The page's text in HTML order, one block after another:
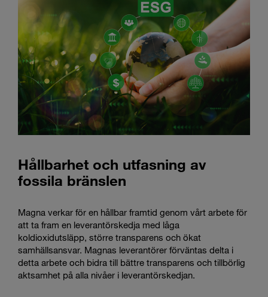
Hållbarhet och utfasning av
fossila bränslen
Magna verkar för en hållbar framtid genom vårt arbete för
att ta fram en leverantörskedja med låga
koldioxidutsläpp, större transparens och ökat
samhällsansvar. Magnas leverantörer förväntas delta i
detta arbete och bidra till bättre transparens och tillbörlig
aktsamhet på alla nivåer i leverantörskedjan.